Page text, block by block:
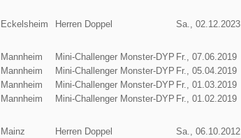
Eckelsheim Herren Doppel Sa., 02.12.2023
Mannheim Mini-Challenger Monster-DYP Fr., 07.06.2019
Mannheim Mini-Challenger Monster-DYP Fr., 05.04.2019
Mannheim Mini-Challenger Monster-DYP Fr., 01.03.2019
Mannheim Mini-Challenger Monster-DYP Fr., 01.02.2019
Mainz Herren Doppel Sa., 06.10.2012